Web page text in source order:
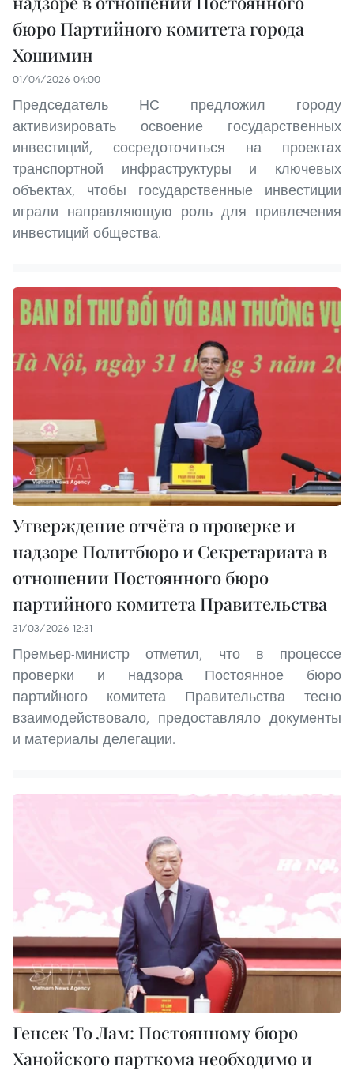
бюро Партийного комитета города
Хошимин
01/04/2026 04:00
Председатель НС предложил городу
активизировать освоение государственных
инвестиций, сосредоточиться на проектах
транспортной инфраструктуры и ключевых
объектах, чтобы государственные инвестиции
играли направляющую роль для привлечения
инвестиций общества.
Утверждение отчёта о проверке и
надзоре Политбюро и Секретариата в
отношении Постоянного бюро
партийного комитета Правительства
31/03/2026 12:31
Премьер-министр отметил, что в процессе
проверки и надзора Постоянное бюро
партийного комитета Правительства тесно
взаимодействовало, предоставляло документы
и материалы делегации.
Генсек То Лам: Постоянному бюро
Ханойского парткома необходимо и